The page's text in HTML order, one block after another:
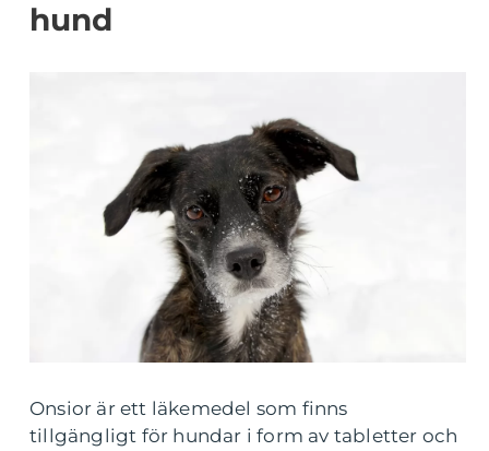
hund
Onsior är ett läkemedel som finns
tillgängligt för hundar i form av tabletter och